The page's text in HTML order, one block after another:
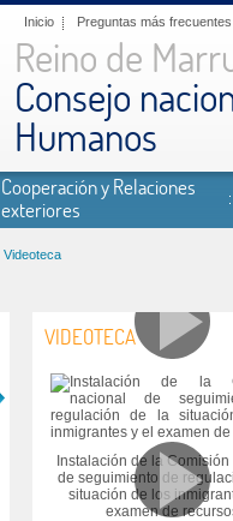
Inicio Preguntas más frecuentes
Reino de
Consejo
Humanos
Cooperación y Relaciones
exteriores
Videoteca
VIDEOTECA
Instalación de la
de seguimiento de
situación de los
examen de
Páginas